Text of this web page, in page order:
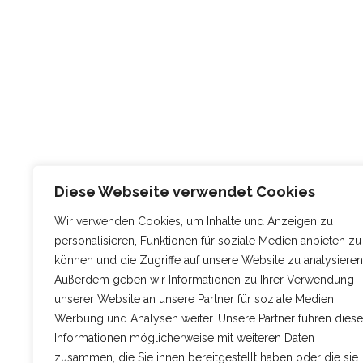
Diese Webseite verwendet Cookies
Wir verwenden Cookies, um Inhalte und Anzeigen zu
personalisieren, Funktionen für soziale Medien anbieten zu
können und die Zugriffe auf unsere Website zu
Außerdem geben wir Informationen zu Ihrer Verwendung
unserer Website an unsere Partner für soziale Medien,
Werbung und Analysen weiter. Unsere Partner führen diese
Informationen möglicherweise mit weiteren Daten
zusammen, die Sie ihnen bereitgestellt haben oder die sie